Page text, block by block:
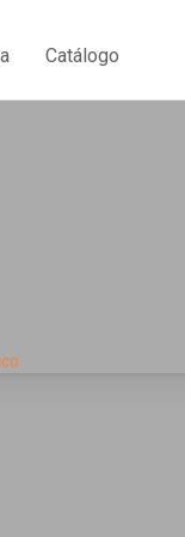
Catálogo